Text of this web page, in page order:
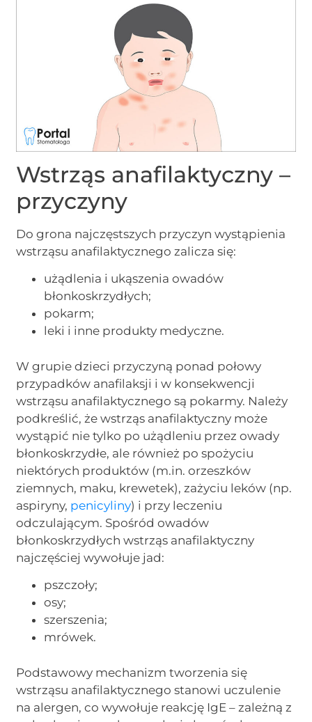
Wstrząs anafilaktyczny –
przyczyny
Do grona najczęstszych przyczyn wystąpienia
wstrząsu anafilaktycznego zalicza się:
użądlenia i ukąszenia owadów
błonkoskrzydłych;
pokarm;
leki i inne produkty medyczne.
W grupie dzieci przyczyną ponad połowy
przypadków anafilaksji i w konsekwencji
wstrząsu anafilaktycznego są pokarmy. Należy
podkreślić, że wstrząs anafilaktyczny może
wystąpić nie tylko po użądleniu przez owady
błonkoskrzydłe, ale również po spożyciu
niektórych produktów (m.in. orzeszków
ziemnych, maku, krewetek), zażyciu leków (np.
aspiryny, penicyliny) i przy leczeniu
odczulającym. Spośród owadów
błonkoskrzydłych wstrząs anafilaktyczny
najczęściej wywołuje jad:
pszczoły;
osy;
szerszenia;
mrówek.
Podstawowy mechanizm tworzenia się
wstrząsu anafilaktycznego stanowi uczulenie
na alergen, co wywołuje reakcję IgE – zależną z